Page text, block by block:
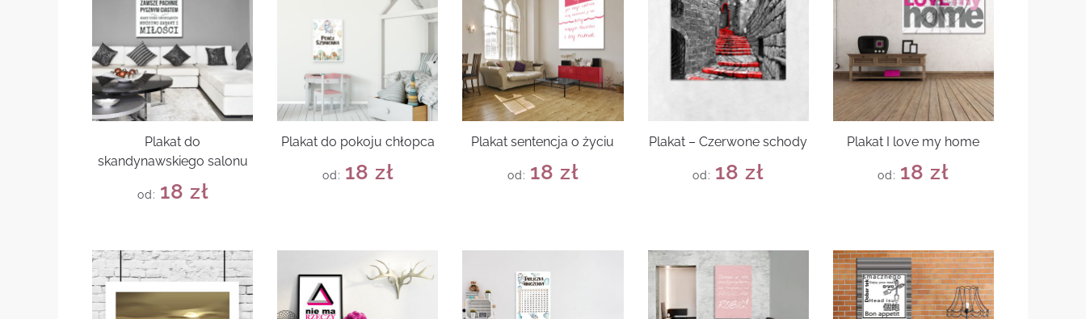
Plakat do
skandynawskiego salonu
od: 18 zł
Plakat do pokoju chłopca
od: 18 zł
Plakat sentencja o życiu
od: 18 zł
Plakat – Czerwone schody
od: 18zł
Plakat I love my home
od: 18zł